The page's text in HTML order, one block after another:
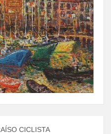
CICLISTA